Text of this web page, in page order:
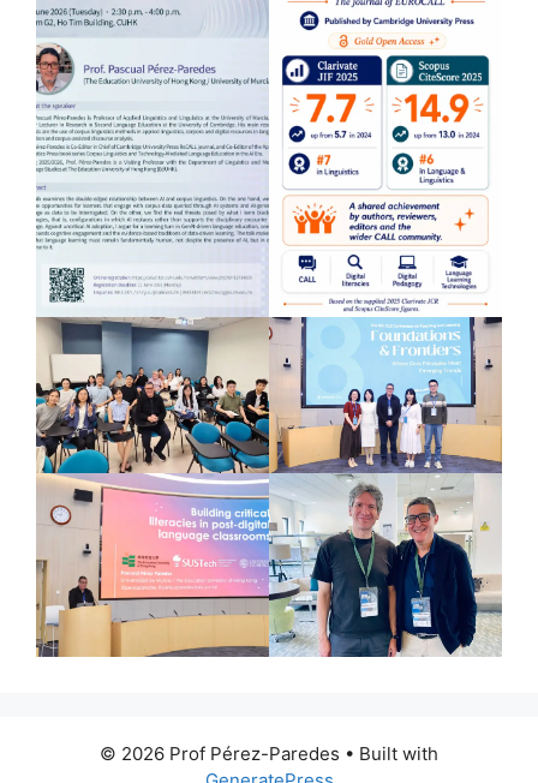
© 2026 Prof Pérez-Paredes • Built with